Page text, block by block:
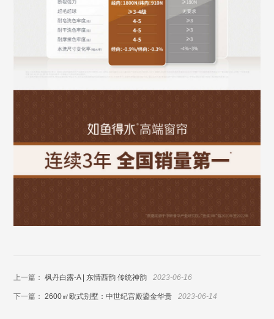
上一篇：枫丹白露-A | 东情西韵 传统神韵 2023-06-16
下一篇：2600㎡欧式别墅：中世纪宫殿鎏金华贵 2023-06-14